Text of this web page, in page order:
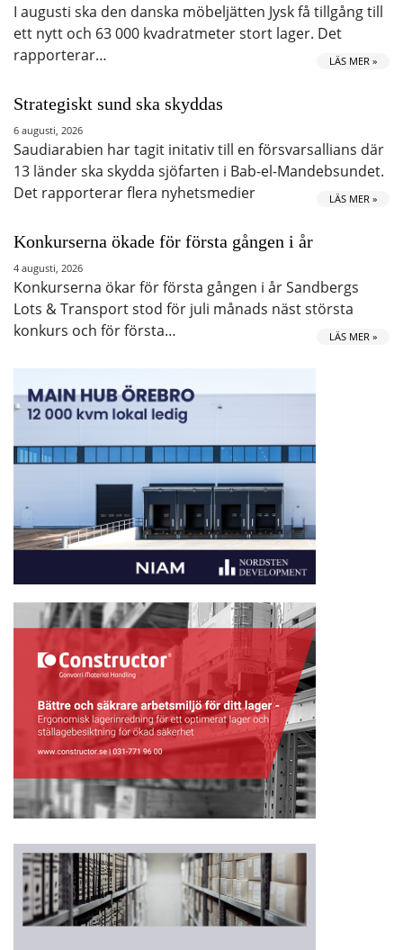
I augusti ska den danska möbeljätten Jysk få tillgång till
ett nytt och 63 000 kvadratmeter stort lager. Det
rapporterar…
LÄS MER »
Strategiskt sund ska skyddas
6 augusti, 2026
Saudiarabien har tagit initativ till en försvarsallians där
13 länder ska skydda sjöfarten i Bab-el-Mandebsundet.
Det rapporterar flera nyhetsmedier
LÄS MER »
Konkurserna ökade för första gången i år
4 augusti, 2026
Konkurserna ökar för första gången i år Sandbergs
Lots & Transport stod för juli månads näst största
konkurs och för första…
LÄS MER »